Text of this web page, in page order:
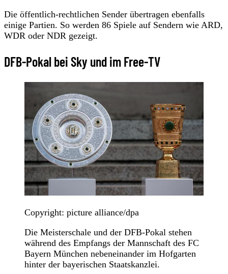
Die öffentlich-rechtlichen Sender übertragen ebenfalls
einige Partien. So werden 86 Spiele auf Sendern wie ARD,
WDR oder NDR gezeigt.
DFB-Pokal bei Sky und im Free-TV
Copyright: picture alliance/dpa
Die Meisterschale und der DFB-Pokal stehen
während des Empfangs der Mannschaft des FC
Bayern München nebeneinander im Hofgarten
hinter der bayerischen Staatskanzlei.